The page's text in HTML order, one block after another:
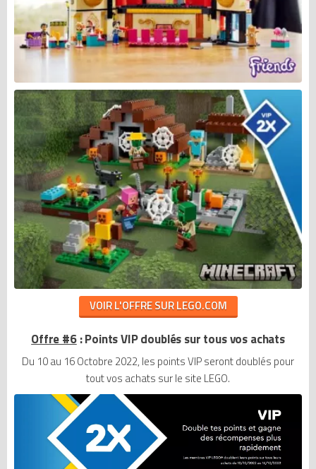
VOIR L'OFFRE SUR LEGO.COM
Offre #6: Points VIP doublés sur tous vos achats
Du 10 au 16 Octobre 2022, les points VIP seront doublés pour
tout vos achats sur le site LEGO.